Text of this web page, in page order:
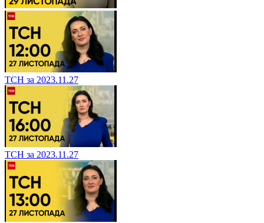
ТСН за 2023.11.27
ТСН за 2023.11.27